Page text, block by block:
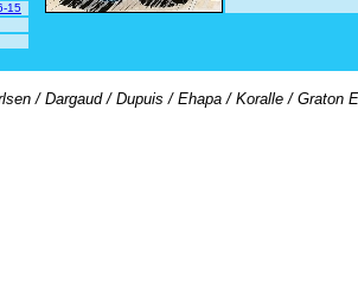
15
/ Dargaud / Dupuis / Ehapa / Koralle / Graton